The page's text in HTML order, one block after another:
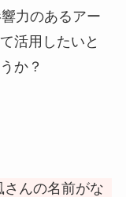
力のあるアー
活用したいと
か？
んの名前がな